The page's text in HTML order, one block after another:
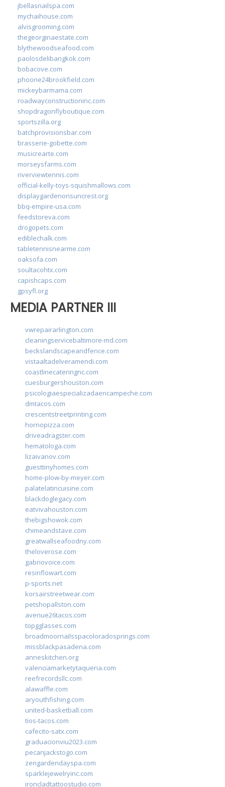
jbellasnailspa.com
mychaihouse.com
alvisgrooming.com
thegeorginaestate.com
blythewoodseafood.com
paolosdelibangkok.com
bobacove.com
phoone24brookfield.com
mickeybarmama.com
roadwayconstructioninc.com
shopdragonflyboutique.com
sportszilla.org
batchprovisionsbar.com
brasserie-gobette.com
musicrearte.com
morseysfarms.com
riverviewtennis.com
official-kelly-toys-squishmallows.com
displaygardenonsuncrest.org
bbq-empire-usa.com
feedstoreva.com
drogopets.com
ediblechalk.com
tabletennisnearme.com
oaksofa.com
soultacohtx.com
capishcaps.com
gpsyfl.org
MEDIA PARTNER III
vwrepairarlington.com
cleaningservicebaltimore-md.com
beckslandscapeandfence.com
vistaaltadelveramendi.com
coastlinecateringnc.com
cuesburgershouston.com
psicologiaespecializadaencampeche.com
dmtacos.com
crescentstreetprinting.com
hornopizza.com
driveadragster.com
hematologa.com
lizaivanov.com
guesttinyhomes.com
home-plow-by-meyer.com
palatelatincuisine.com
blackdoglegacy.com
eatvivahouston.com
thebigshowok.com
chimeandstave.com
greatwallseafoodny.com
theloverose.com
gabriovoice.com
resinflowart.com
p-sports.net
korsairstreetwear.com
petshopallston.com
avenue26tacos.com
topgglasses.com
broadmoornailsspacoloradosprings.com
missblackpasadena.com
anneskitchen.org
valenciamarketytaqueria.com
reefrecordsllc.com
alawaffle.com
aryouthfishing.com
united-basketball.com
tios-tacos.com
cafecito-satx.com
graduacionviu2023.com
pecanjackstogo.com
zengardendayspa.com
sparklejewelryinc.com
ironcladtattoostudio.com